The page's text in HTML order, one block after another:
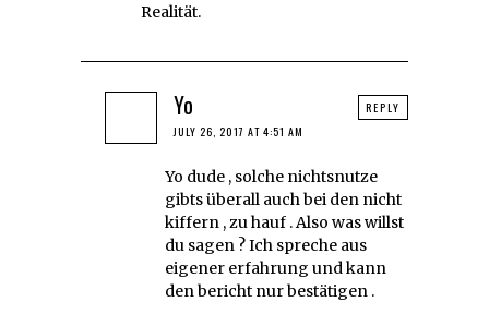
Realität.
Yo
JULY 26, 2017 AT 4:51 AM
Yo dude , solche nichtsnutze
gibts überall auch bei den nicht
kiffern , zu hauf . Also was willst
du sagen ? Ich spreche aus
eigener erfahrung und kann
den bericht nur bestätigen .
REPLY